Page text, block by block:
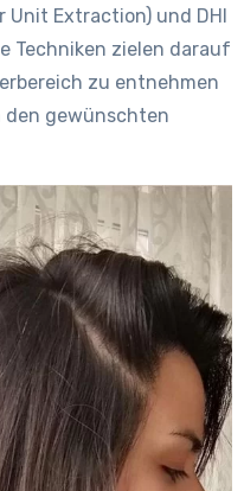
Unit Extraction) und DHI
Techniken zielen darauf
zu entnehmen
den gewünschten